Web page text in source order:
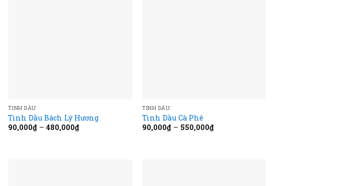
TINH DẦU
Tinh Dầu Bách Lý Hương
90,000₫ –480,000₫
TINH DẦU
Tinh Dầu Cà Phê
90,000₫ – 550,000₫